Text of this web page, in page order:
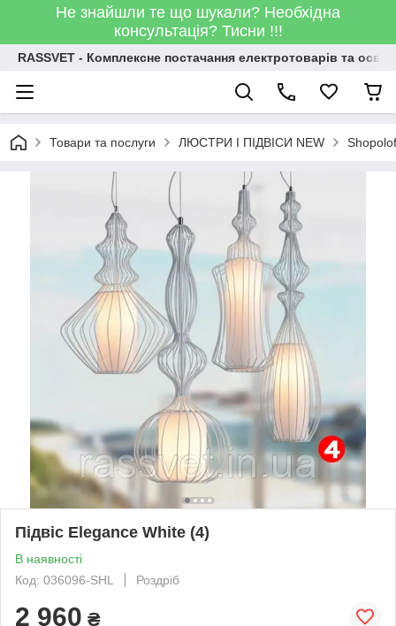
Не знайшли те що шукали? Необхідна
консультація? Тисни !!!
RASSVET - Комплексне постачання електротоварів та
Товари та послуги ЛЮСТРИ І ПІДВІСИ NEW
Підвіс Elegance White (4)
В наявності
Код: 036096-SHL
Роздріб
2 960 ₴